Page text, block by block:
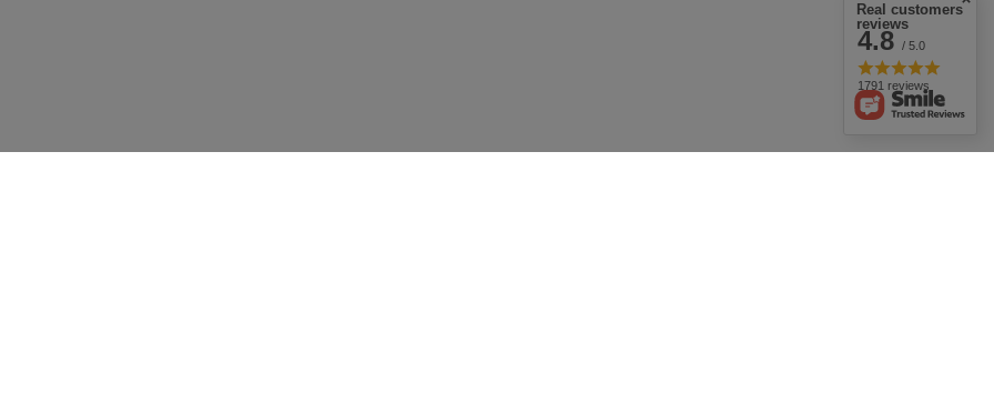
Real customers
reviews
4.8 / 5.0
1791 reviews